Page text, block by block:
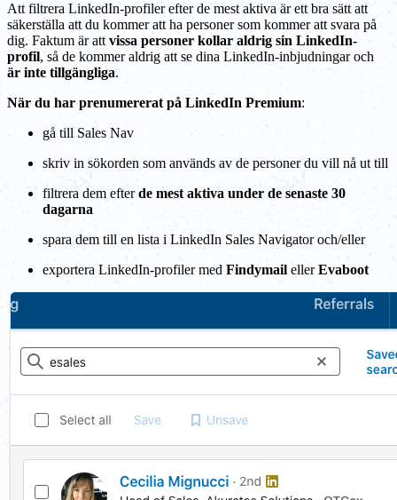
Att filtrera LinkedIn-profiler efter de mest aktiva är ett bra sätt att
säkerställa att du kommer att ha personer som kommer att svara på
dig. Faktum är att vissa personer kollar aldrig sin LinkedIn-
profil, så de kommer aldrig att se dina LinkedIn-inbjudningar och
är inte tillgängliga.
När du har prenumererat på LinkedIn Premium:
gå till Sales Nav
skriv in sökorden som används av de personer du vill nå ut till
filtrera dem efterde mest aktiva under de senaste 30
dagarna
spara dem till en lista i LinkedIn Sales Navigator och/eller
exportera LinkedIn-profiler med Findymail ellerEvaboot